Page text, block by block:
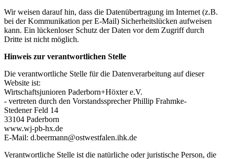
Wir weisen darauf hin, dass die Datenübertragung im Internet (z.B.
bei der Kommunikation per E-Mail) Sicherheitslücken aufweisen
kann. Ein lückenloser Schutz der Daten vor dem Zugriff durch
Dritte ist nicht möglich.
Hinweis zur verantwortlichen Stelle
Die verantwortliche Stelle für die Datenverarbeitung auf dieser
Website ist:
Wirtschaftsjunioren Paderborn+Höxter e.V.
- vertreten durch den Vorstandssprecher Phillip Frahmke-
Stedener Feld 14
33104 Paderborn
www.wj-pb-hx.de
E-Mail: d.beermann@ostwestfalen.ihk.de
Verantwortliche Stelle ist die natürliche oder juristische Person, die